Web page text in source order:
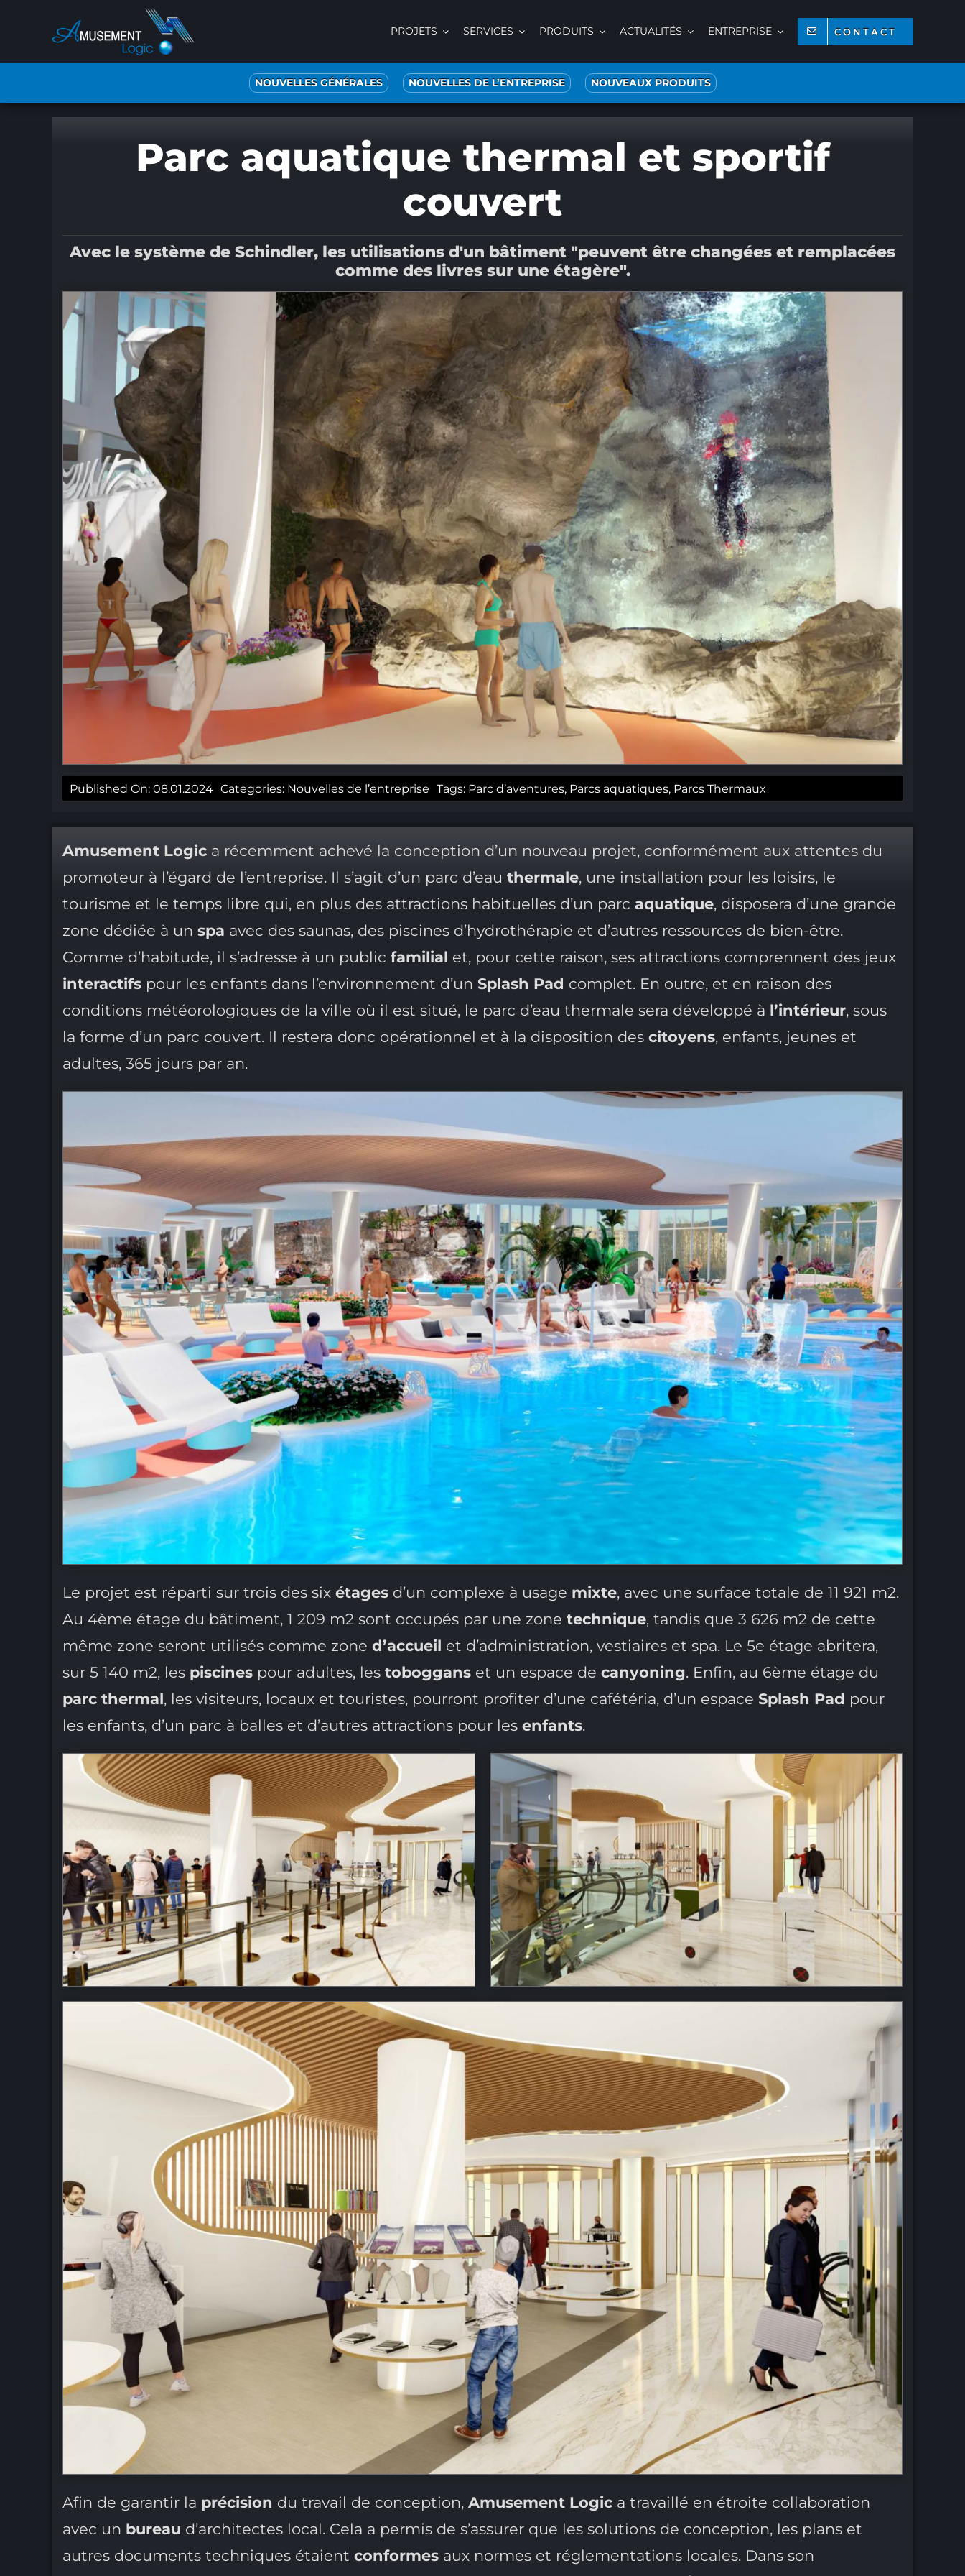
contenu
PROJETS SERVICES PRODUITS ACTUALITÉS ENTREPRISE CONTACT
NOUVELLES GÉNÉRALES NOUVELLES DE L’ENTREPRISE NOUVEAUX PRODUITS
Parc aquatique thermal et sportif
couvert
Avec le système de Schindler, les utilisations d'un bâtiment "peuvent être changées et remplacées
comme des livres sur une étagère".
Published On: 08.01.2024 Categories: Nouvelles de l’entreprise Tags: Parc d’aventures, Parcs aquatiques, Parcs Thermaux
Amusement Logica récemment achevé la conception d’un nouveau projet, conformément aux attentes du
promoteur à l’égard de l’entreprise. Il s’agit d’un parc d’eau thermale, une installation pour les loisirs, le
tourisme et le temps libre qui, en plus des attractions habituelles d’un parc aquatique, disposera d’une grande
zone dédiée à un spa avec des saunas, des piscines d’hydrothérapie et d’autres ressources de bien-être.
Comme d’habitude, il s’adresse à un public familial et, pour cette raison, ses attractions comprennent des jeux
interactifs pour les enfants dans l’environnement d’un Splash Pad complet. En outre, et en raison des
conditions météorologiques de la ville où il est situé, le parc d’eau thermale sera développé à l’intérieur, sous
la forme d’un parc couvert. Il restera donc opérationnel et à la disposition des citoyens, enfants, jeunes et
adultes, 365 jours par an.
Le projet est réparti sur trois des six étages d’un complexe à usage mixte, avec une surface totale de 11 921 m2.
Au 4ème étage du bâtiment, 1 209 m2 sont occupés par une zone technique, tandis que 3 626 m2 de cette
même zone seront utilisés comme zone d’accueil et d’administration, vestiaires et spa. Le 5e étage abritera,
sur 5 140 m2, les piscines pour adultes, les toboggans et un espace de canyoning. Enfin, au 6ème étage du
parc thermal, les visiteurs, locaux et touristes, pourront profiter d’une cafétéria, d’un espace Splash Pad pour
les enfants, d’un parc à balles et d’autres attractions pour les enfants.
Afin de garantir la précision du travail de conception, Amusement Logic a travaillé en étroite collaboration
avec un bureau d’architectes local. Cela a permis de s’assurer que les solutions de conception, les plans et
autres documents techniques étaient conformes aux normes et réglementations locales. Dans son